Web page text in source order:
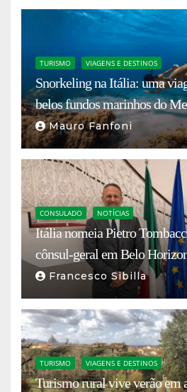
TURISMO VIAGENS E DESTINOS
Snorkeling na Itália: uma
belos fundos marinhos do
Mauro Fanfoni
CONSULADO NOTÍCIAS
Itália nomeia Pietro
cônsul-geral em Belo
Francesco Sibilla
TURISMO VIAGENS E DESTINOS
Turismo rural vive verão em